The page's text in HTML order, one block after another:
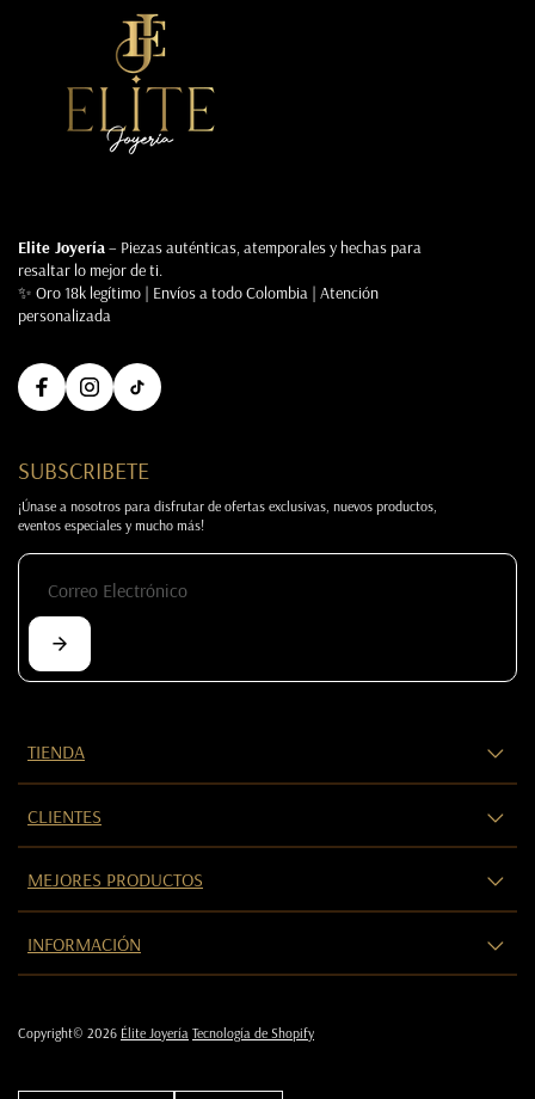
Elite Joyería– Piezas auténticas, atemporales y hechas para
resaltar lo mejor de ti.
✨ Oro 18k legítimo | Envíos a todo Colombia | Atención
personalizada
SUBSCRIBETE
¡Únase a nosotros para disfrutar de ofertas exclusivas, nuevos productos,
eventos especiales y mucho más!
TIENDA
CLIENTES
MEJORES PRODUCTOS
INFORMACIÓN
Copyright© 2026 Élite Joyería Tecnología de Shopify